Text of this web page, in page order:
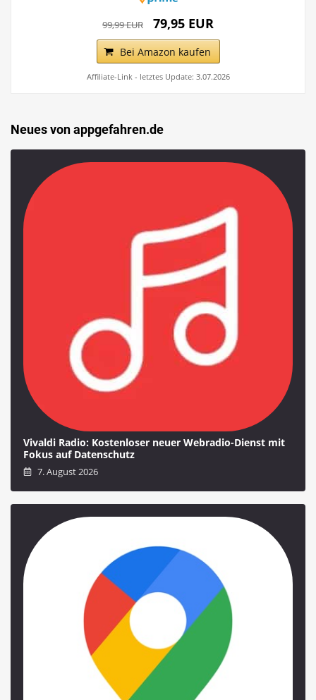
99,99 EUR 79,95 EUR
Bei Amazon kaufen
Affiliate-Link - letztes Update: 3.07.2026
Neues von appgefahren.de
Vivaldi Radio: Kostenloser neuer Webradio-Dienst mit
Fokus auf Datenschutz
7. August 2026